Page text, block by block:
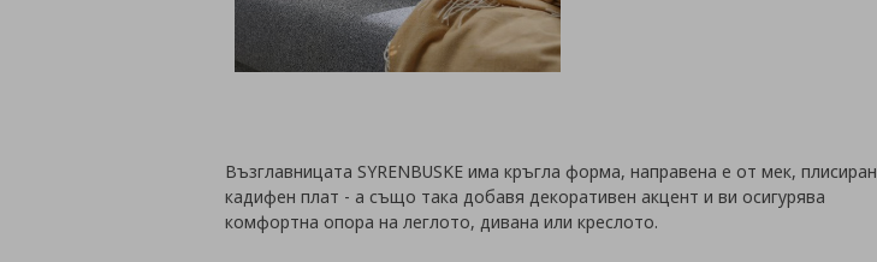
Възглавницата SYRENBUSKE има кръгла форма, направена е от мек, плисиран
кадифен плат - а също така добавя декоративен акцент и ви осигурява
комфортна опора на леглото, дивана или креслото.